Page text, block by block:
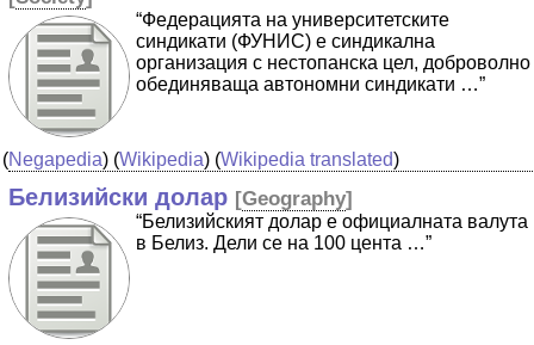
“Федерацията на университетските
синдикати (ФУНИС) е синдикална
организация с нестопанска цел, доброволно
обединяваща автономни синдикати …”
(Negapedia) (Wikipedia) (Wikipedia translated)
Белизийски долар [Geography]
“Белизийският долар е официалната валута
в Белиз. Дели се на 100 цента …”